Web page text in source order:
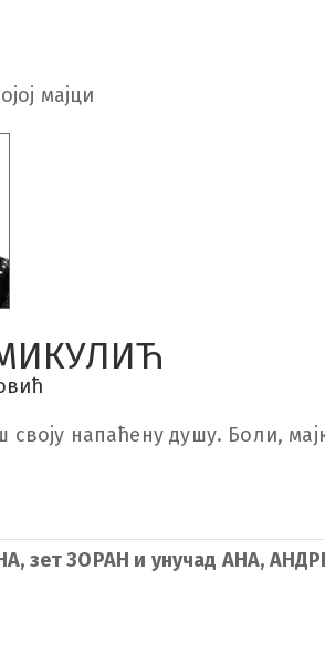
мајци
напаћену душу. Боли,
зет ЗОРАН и унучад АНА,